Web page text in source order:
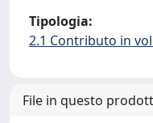
Tipologia:
2.1 Contributo in
File in questo